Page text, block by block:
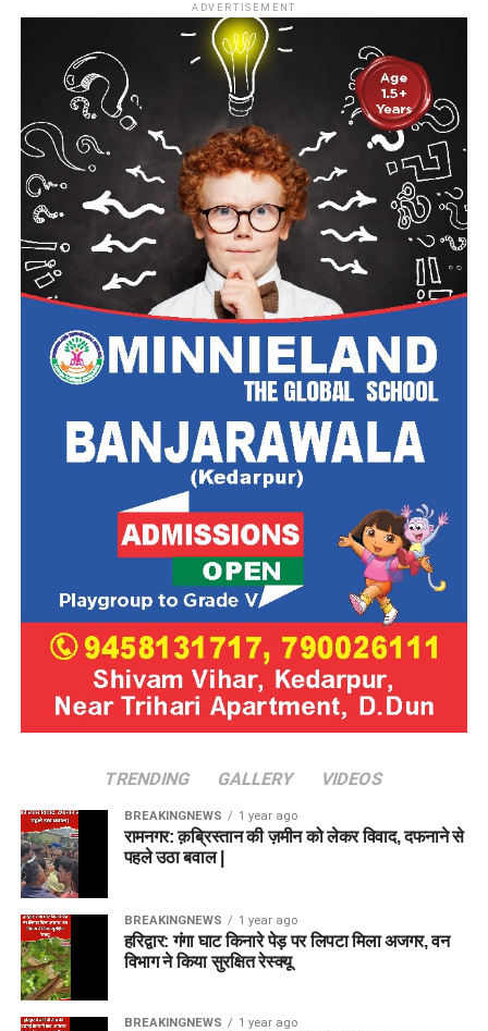
ADVERTISEMENT
TRENDING GALLERY VIDEOS
BREAKINGNEWS 1 year ago
रामनगर: क़ब्रिस्तान की ज़मीन को लेकर विवाद, दफनाने से
पहले उठा बवाल |
BREAKINGNEWS 1 year ago
हरिद्वार: गंगा घाट किनारे पेड़ पर लिपटा मिला अजगर, वन
विभाग ने किया सुरक्षित रेस्क्यू
BREAKINGNEWS 1 year ago